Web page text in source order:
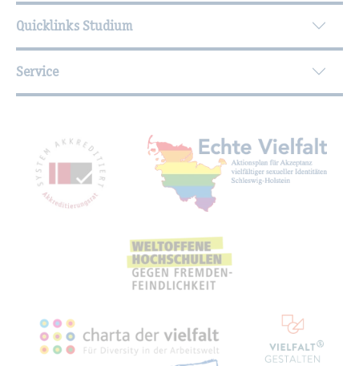
Quicklinks Studium
Service
Mit­glied­schaf­ten,